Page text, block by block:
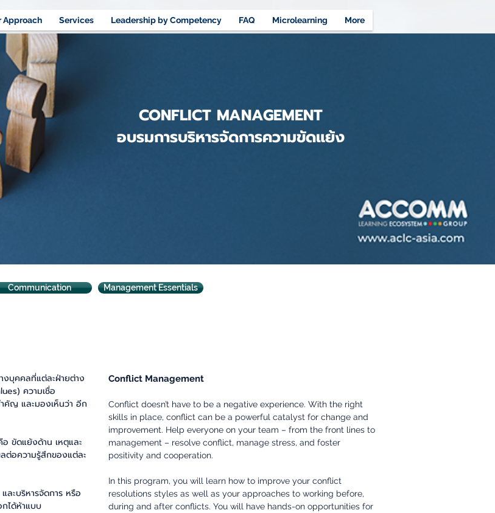
Approach Services Leadership by Competency FAQ Microlearning More
CONFLICT MANAGEMENT
อบรมการบริหารจัดการความขัดแย้ง
Communication
บุคคลที่แต่ละฝ่ายต่าง
ความเชื่อ
คัญ และมองเห็นว่า อีก
ขัดแย้งด้าน เหตุและ
ต่อความรู้สึกของแต่ละ
ละบริหารจัดการ หรือ
ได้ห้าแบบ
Management Essentials
Conflict Management
Conflict doesn’t have to be a negative experience. With the right
skills in place, conflict can be a powerful catalyst for change and
improvement. Help everyone on your team – from the front lines to
management – resolve conflict, manage stress, and foster
positivity and cooperation.
In this program, you will learn how to improve your conflict
resolutions styles as well as your approaches to working before,
during and after conflicts. You will have hands-on opportunities for